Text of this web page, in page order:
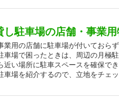
し駐車場の店舗・事業
業用の店舗に駐車場が付いておら
車場で困ったときは、周辺の月極
近い場所に駐車スペースを確保で
車場を紹介するので、立地をチェッ